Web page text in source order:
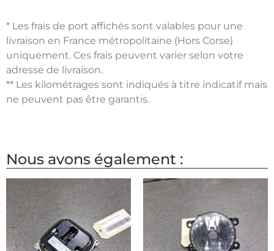
* Les frais de port affichés sont valables pour une
livraison en France métropolitaine (Hors Corse)
uniquement. Ces frais peuvent varier selon votre
adresse de livraison.
** Les kilométrages sont indiqués à titre indicatif mais
ne peuvent pas être garantis.
Nous avons également :